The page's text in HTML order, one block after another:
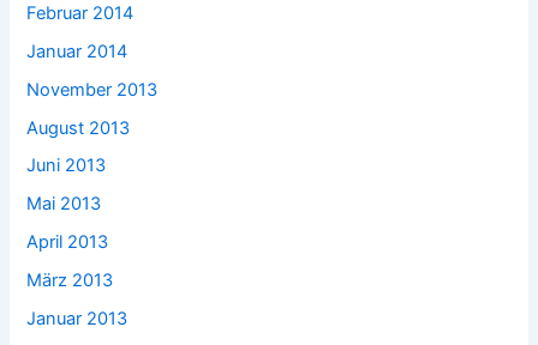
Februar 2014
Januar 2014
November 2013
August 2013
Juni 2013
Mai 2013
April 2013
März 2013
Januar 2013